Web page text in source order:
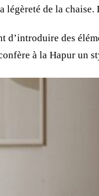
légèreté de la
d’introduire des
à la Hapur un